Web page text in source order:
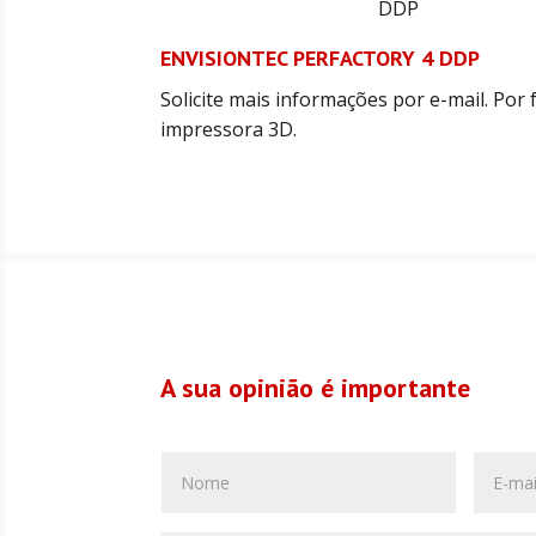
ENVISIONTEC PERFACTORY 4 DDP
Solicite mais informações por e-mail.
impressora 3D.
A sua opinião é importante